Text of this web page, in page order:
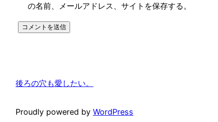
の名前、メールアドレス、サイトを保存する。
後ろの穴も愛したい。
Proudly powered by WordPress